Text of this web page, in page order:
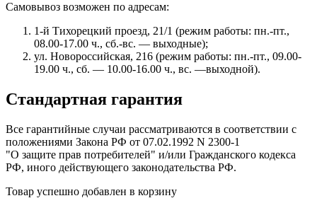
Самовывоз возможен по адресам:
1-й Тихорецкий проезд, 21/1 (режим работы: пн.-пт.,
08.00-17.00 ч., сб.-вс. — выходные);
ул. Новороссийская, 216 (режим работы: пн.-пт., 09.00-
19.00 ч., сб. — 10.00-16.00 ч., вс. —выходной).
Стандартная гарантия
Все гарантийные случаи рассматриваются в соответствии с
положениями Закона РФ от 07.02.1992 N 2300-1
"О защите прав потребителей" и/или Гражданского кодекса
РФ, иного действующего законодательства РФ.
Товар успешно добавлен в корзину